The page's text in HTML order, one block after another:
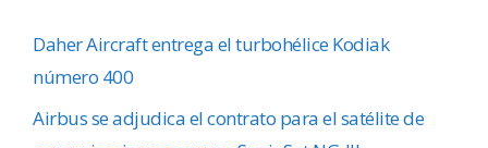
Daher Aircraft entrega el turbohélice Kodiak
número 400
Airbus se adjudica el contrato para el satélite de